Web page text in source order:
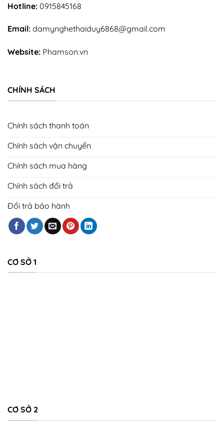
Hotline: 0915845168
Email: damynghethaiduy6868@gmail.com
Website: Phamson.vn
CHÍNH SÁCH
Chính sách thanh toán
Chính sách vận chuyển
Chính sách mua hàng
Chính sách đổi trả
Đổi trả bảo hành
CƠ SỞ 1
CƠ SỞ 2